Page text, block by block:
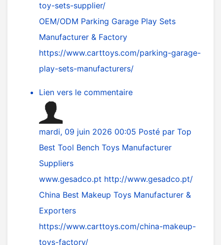
toy-sets-supplier/
OEM/ODM Parking Garage Play Sets
Manufacturer & Factory
https://www.carttoys.com/parking-garage-
play-sets-manufacturers/
Lien vers le commentaire
mardi, 09 juin 2026 00:05 Posté par Top
Best Tool Bench Toys Manufacturer
Suppliers
www.gesadco.pt http://www.gesadco.pt/
China Best Makeup Toys Manufacturer &
Exporters
https://www.carttoys.com/china-makeup-
toys-factory/